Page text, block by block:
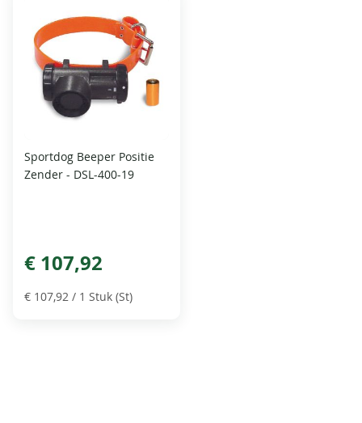
Sportdog Beeper Positie
Zender - DSL-400-19
€ 107,92
€ 107,92 / 1 Stuk (St)